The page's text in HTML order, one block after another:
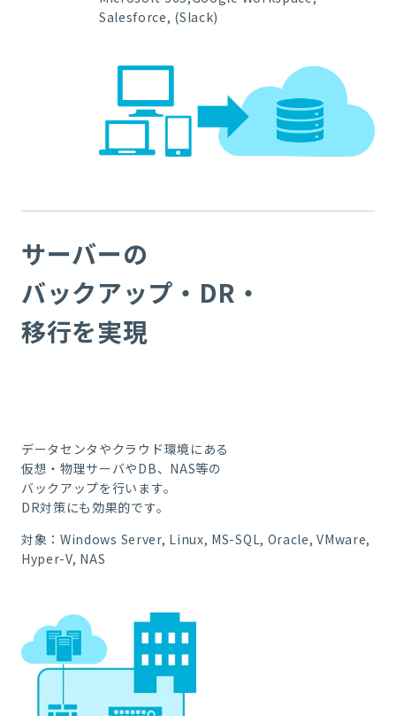
Salesforce, (Slack)
サーバーの
バックアップ・DR・
移行を実現
データセンタやクラウド環境にある
仮想・物理サーバやDB、NAS等の
バックアップを行います。
DR対策にも効果的です。
対象： Windows Server, Linux, MS-SQL, Oracle, VMware,
Hyper-V, NAS